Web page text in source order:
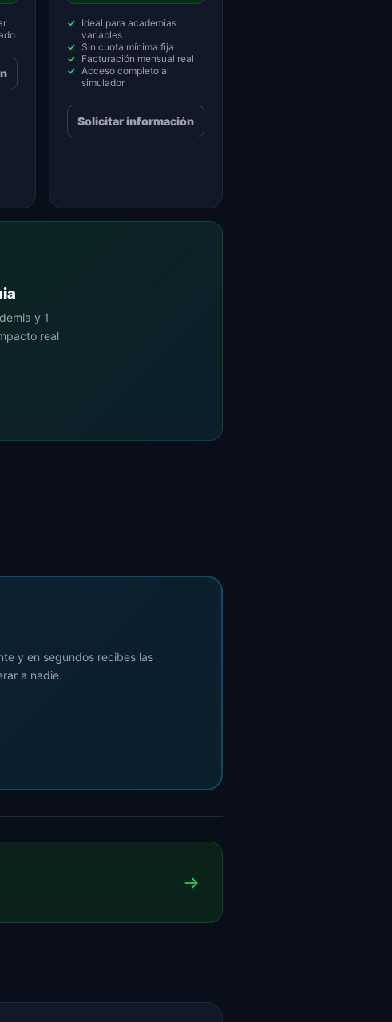
Ideal para academias
variables
Sin cuota mínima fija
Facturación mensual real
Acceso completo al
simulador
Solicitar información
y 1
real
y en segundos recibes las
a nadie.
→